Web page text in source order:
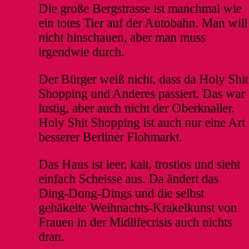
Die große Bergstrasse ist manchmal wie
ein totes Tier auf der Autobahn. Man will
nicht hinschauen, aber man muss
irgendwie durch.
Der Bürger weiß nicht, dass da Holy Shit
Shopping und Anderes passiert. Das war
lustig, aber auch nicht der Oberknaller.
Holy Shit Shopping ist auch nur eine Art
besserer Berliner Flohmarkt.
Das Haus ist leer, kalt, trostlos und sieht
einfach Scheisse aus. Da ändert das
Ding-Dong-Dings und die selbst
gehäkelte Weihnachts-Krakelkunst von
Frauen in der Midlifecrisis auch nichts
dran.